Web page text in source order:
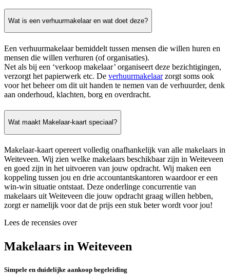
Wat is een verhuurmakelaar en wat doet deze?
Een verhuurmakelaar bemiddelt tussen mensen die willen huren en
mensen die willen verhuren (of organisaties).
Net als bij een ‘verkoop makelaar’ organiseert deze bezichtigingen,
verzorgt het papierwerk etc. De verhuurmakelaarzorgt soms ook
voor het beheer om dit uit handen te nemen van de verhuurder, denk
aan onderhoud, klachten, borg en overdracht.
Wat maakt Makelaar-kaart speciaal?
Makelaar-kaart opereert volledig onafhankelijk van alle makelaars in
Weiteveen. Wij zien welke makelaars beschikbaar zijn in Weiteveen
en goed zijn in het uitvoeren van jouw opdracht. Wij maken een
koppeling tussen jou en drie accountantskantoren waardoor er een
win-win situatie ontstaat. Deze onderlinge concurrentie van
makelaars uit Weiteveen die jouw opdracht graag willen hebben,
zorgt er namelijk voor dat de prijs een stuk beter wordt voor jou!
Lees de recensies over
Makelaars in Weiteveen
Simpele en duidelijke aankoop begeleiding